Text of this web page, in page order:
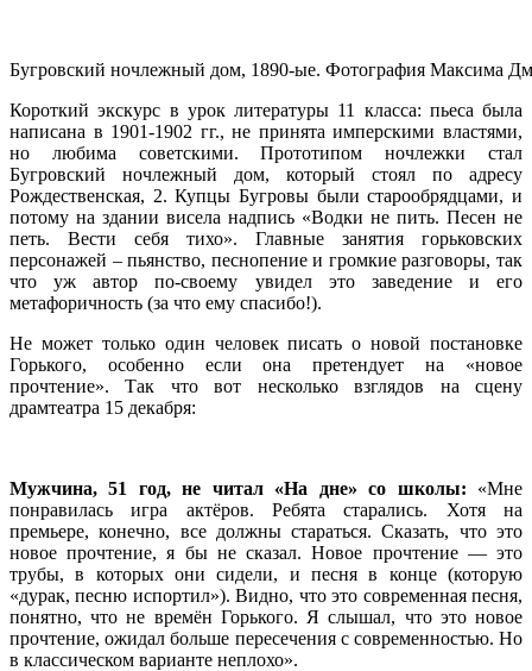
Бугровский ночлежный дом, 1890-ые. Фотография Максима
Короткий экскурс в урок литературы 11 класса: пьеса была
написана в 1901-1902 гг., не принята имперскими властями,
но любима советскими. Прототипом ночлежки стал
Бугровский ночлежный дом, который стоял по адресу
Рождественская, 2. Купцы Бугровы были старообрядцами, и
потому на здании висела надпись «Водки не пить. Песен не
петь. Вести себя тихо». Главные занятия горьковских
персонажей – пьянство, песнопение и громкие разговоры, так
что уж автор по-своему увидел это заведение и его
метафоричность (за что ему спасибо!).
Не может только один человек писать о новой постановке
Горького, особенно если она претендует на «новое
прочтение». Так что вот несколько взглядов на сцену
драмтеатра 15 декабря:
Мужчина, 51 год, не читал «На дне» со школы: «Мне
понравилась игра актёров. Ребята старались. Хотя на
премьере, конечно, все должны стараться. Сказать, что это
новое прочтение, я бы не сказал. Новое прочтение — это
трубы, в которых они сидели, и песня в конце (которую
«дурак, песню испортил»). Видно, что это современная песня,
понятно, что не времён Горького. Я слышал, что это новое
прочтение, ожидал больше пересечения с современностью. Но
в классическом варианте неплохо».